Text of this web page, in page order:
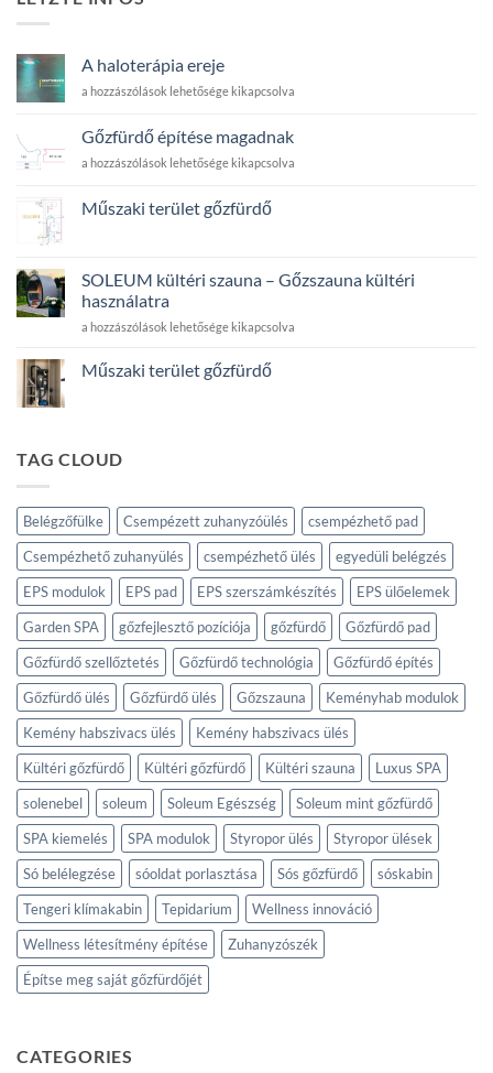
A haloterápia ereje
A
ereje
bejegyzéshez
a hozzászólások lehetősége kikapcsolva
Gőzfürdő építése magadnak
Gőzfürdő
magadnak
bejegyzéshez
a hozzászólások lehetősége kikapcsolva
Műszaki terület gőzfürdő
Műszaki
terület
gőzfürdő
SOLEUM kültéri szauna – Gőzszauna kültéri
használatra
SOLEUM
szauna
bejegyzéshez
a hozzászólások lehetősége kikapcsolva
Műszaki terület gőzfürdő
gőzfürdő
TAG CLOUD
Belégzőfülke Csempézett zuhanyzóülés
csempézhető pad
Csempézhető zuhanyülés
csempézhető ülés
egyedüli belégzés
EPS modulok
EPS pad EPS szerszámkészítés
EPS ülőelemek
Garden SPA
gőzfejlesztő pozíciója gőzfürdő
Gőzfürdő pad
Gőzfürdő szellőztetés
Gőzfürdő technológia
Gőzfürdő építés
Gőzfürdő ülés
Gőzfürdő ülés Gőzszauna
Keményhab modulok
Kemény habszivacs ülés
Kemény habszivacs ülés
Kültéri gőzfürdő
Kültéri gőzfürdő Kültéri szauna
Luxus SPA
solenebel
soleum Soleum Egészség
Soleum mint gőzfürdő
SPA kiemelés
SPA modulok Styropor ülés
Styropor ülések
Só belélegzése
sóoldat porlasztása Sós gőzfürdő
sóskabin
Tengeri klímakabin
Tepidarium
Wellness innováció
Wellness létesítmény építése
Zuhanyzószék
Építse meg saját gőzfürdőjét
CATEGORIES